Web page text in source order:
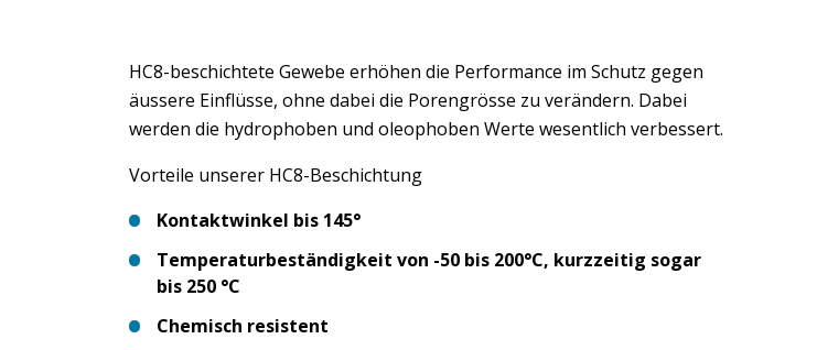
HC8-beschichtete Gewebe erhöhen die Performance im Schutz gegen
äussere Einflüsse, ohne dabei die Porengrösse zu verändern. Dabei
werden die hydrophoben und oleophoben Werte wesentlich verbessert.
Vorteile unserer HC8-Beschichtung
Kontaktwinkel bis 145°
Temperaturbeständigkeit von -50 bis 200°C, kurzzeitig sogar
bis 250 °C
Chemisch resistent